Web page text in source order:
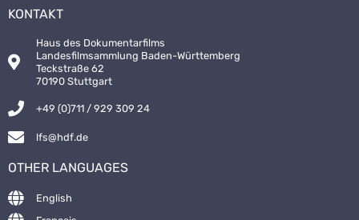
KONTAKT
Haus des Dokumentarfilms
Landesfilmsammlung Baden-Württemberg
Teckstraße 62
70190 Stuttgart
+49 (0)711 / 929 309 24
lfs@hdf.de
OTHER LANGUAGES
English